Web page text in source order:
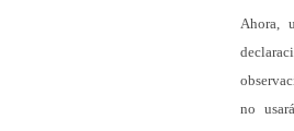
Ahora,
no